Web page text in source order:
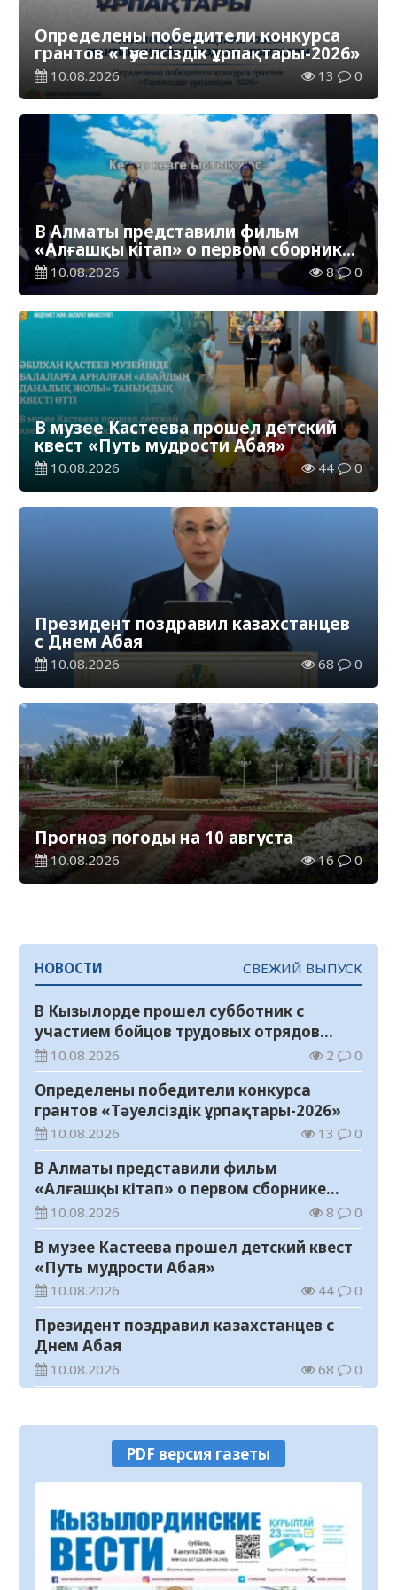
Определены победители конкурса
грантов «Тәуелсіздік ұрпақтары-2026»
10.08.2026 13 0
В Алматы представили фильм
«Алғашқы кітап» о первом сборнике
произведений Абая
10.08.2026 8 0
В музее Кастеева прошел детский
квест «Путь мудрости Абая»
10.08.2026 44 0
Президент поздравил казахстанцев
с Днем Абая
10.08.2026 68 0
Прогноз погоды на 10 августа
10.08.2026 16 0
НОВОСТИ СВЕЖИЙ ВЫПУСК
В Кызылорде прошел субботник с
участием бойцов трудовых отрядов
«Жасыл ел»
10.08.2026 2 0
Определены победители конкурса
грантов «Тәуелсіздік ұрпақтары-2026»
10.08.2026 13 0
В Алматы представили фильм
«Алғашқы кітап» о первом сборнике
произведений Абая
10.08.2026 8 0
В музее Кастеева прошел детский квест
«Путь мудрости Абая»
10.08.2026 44 0
Президент поздравил казахстанцев с
Днем Абая
10.08.2026 68 0
10.08.2026 16 0
Специальную социальную выплату
получают свыше 26 тысяч работников,
занятых во вредных условиях труда
09.08.2026
В Казахстане с начала лета открылись
70 реконструированных
железнодорожных вокзалов
09.08.2026 82
PDF версия газеты